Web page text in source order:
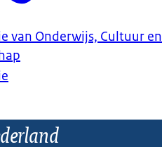
van Onderwijs, Cultuur en